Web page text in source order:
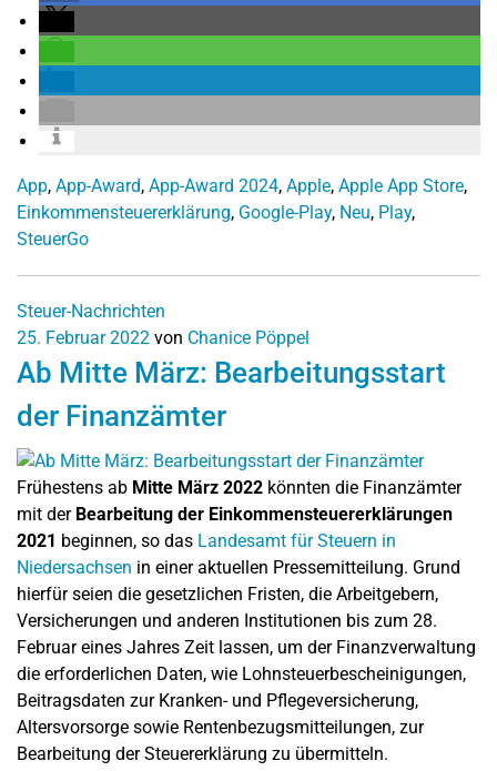
App, App-Award, App-Award 2024, Apple, Apple App Store,
Einkommensteuererklärung, Google-Play, Neu, Play,
SteuerGo
Steuer-Nachrichten
25. Februar 2022 von Chanice Pöppel
Ab Mitte März: Bearbeitungsstart
der Finanzämter
Frühestens ab Mitte März 2022 könnten die Finanzämter
mit der Bearbeitung der Einkommensteuererklärungen
2021 beginnen, so das Landesamt für Steuern in
Niedersachsen in einer aktuellen Pressemitteilung. Grund
hierfür seien die gesetzlichen Fristen, die Arbeitgebern,
Versicherungen und anderen Institutionen bis zum 28.
Februar eines Jahres Zeit lassen, um der Finanzverwaltung
die erforderlichen Daten, wie Lohnsteuerbescheinigungen,
Beitragsdaten zur Kranken- und Pflegeversicherung,
Altersvorsorge sowie Rentenbezugsmitteilungen, zur
Bearbeitung der Steuererklärung zu übermitteln.